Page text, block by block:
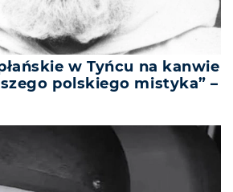
w Tyńcu na kanwie
polskiego mistyka” –